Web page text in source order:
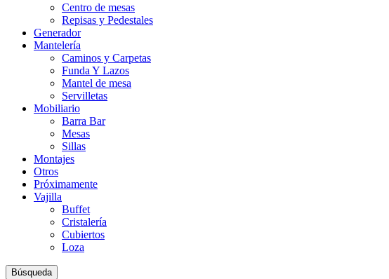
Centro de mesas
Repisas y Pedestales
Generador
Mantelería
Caminos y Carpetas
Funda Y Lazos
Mantel de mesa
Servilletas
Mobiliario
Barra Bar
Mesas
Sillas
Montajes
Otros
Próximamente
Vajilla
Buffet
Cristalería
Cubiertos
Loza
Búsqueda